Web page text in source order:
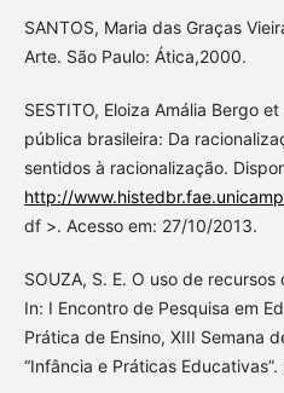
SANTOS, Maria das Graças
Arte. São Paulo: Ática,2000.
SESTITO, Eloiza Amália Bergo
pública brasileira: Da
sentidos à racionalização.
http://
df >. Acesso em: 27/10/2013.
SOUZA, S. E. O uso de
In: I Encontro de Pesquisa em
Prática de Ensino, XIII Semana
“Infância e Práticas